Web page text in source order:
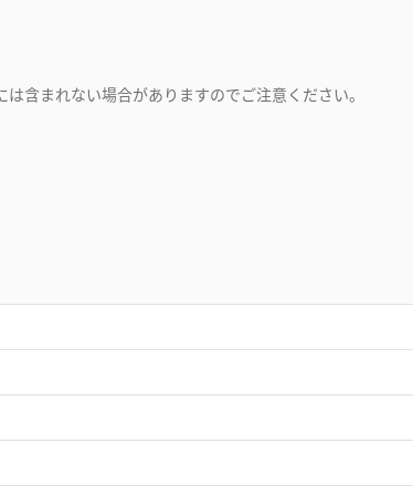
含まれない場合がありますのでご注意ください。